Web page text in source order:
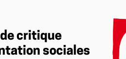
critique
sociales